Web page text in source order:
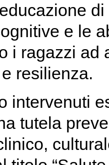
e le
i ragazzi ad
resilienza.
intervenuti
tutela